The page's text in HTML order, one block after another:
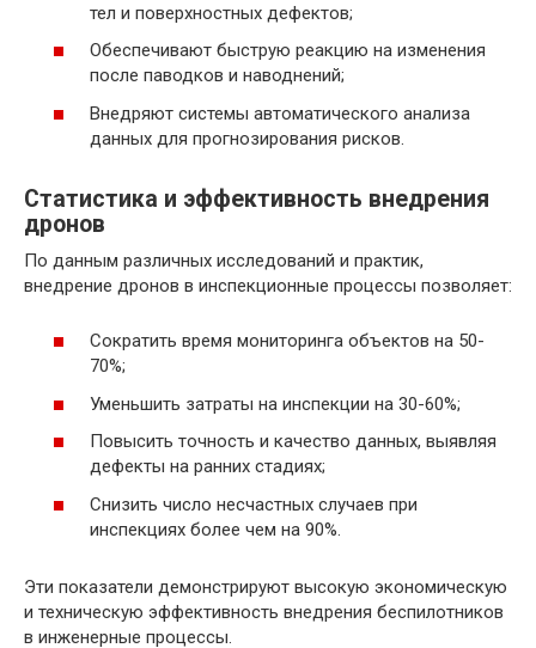
тел и поверхностных дефектов;
Обеспечивают быструю реакцию на изменения
после паводков и наводнений;
Внедряют системы автоматического анализа
данных для прогнозирования рисков.
Статистика и эффективность внедрения
дронов
По данным различных исследований и практик,
внедрение дронов в инспекционные процессы позволяет:
Сократить время мониторинга объектов на 50-
70%;
Уменьшить затраты на инспекции на 30-60%;
Повысить точность и качество данных, выявляя
дефекты на ранних стадиях;
Снизить число несчастных случаев при
инспекциях более чем на 90%.
Эти показатели демонстрируют высокую экономическую
и техническую эффективность внедрения беспилотников
в инженерные процессы.